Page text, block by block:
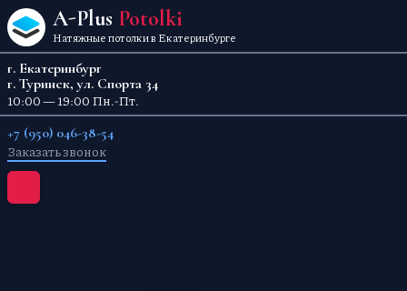
Перейти к содержанию
A-Plus Potolki
Натяжные потолки в Екатеринбурге
г. Екатеринбург
г. Туринск, ул. Спорта 34
10:00 — 19:00 Пн.-Пт.
+7 (950) 046-38-54
Заказать звонок